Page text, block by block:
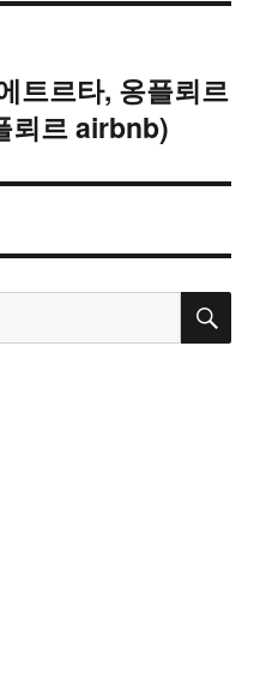
트르타, 옹플뢰르
뢰르 airbnb)
검